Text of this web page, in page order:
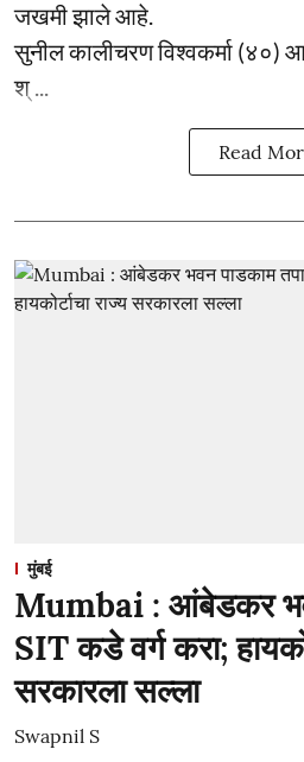
जखमी झाले आहे.
सुनील कालीचरण विश्वकर्मा (४०)
श् ...
Read
मुंबई
Mumbai : आंबेडकर
SIT कडे वर्ग करा;
सरकारला सल्ला
Swapnil S